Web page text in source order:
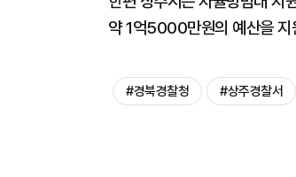
약 1억5000만원의 예산을 지
#경북경찰청 #상주경찰서